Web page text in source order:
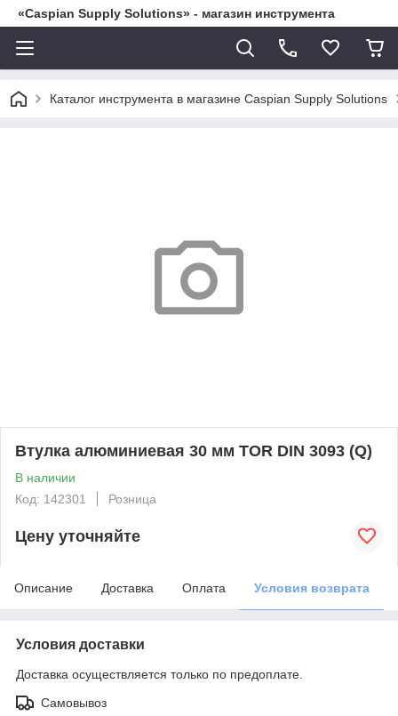
«Caspian Supply Solutions» - магазин инструмента
Каталог инструмента в магазине Caspian Supply Solutions
Втулка алюминиевая 30 мм TOR DIN 3093 (Q)
В наличии
Код: 142301
Розница
Цену уточняйте
Описание Доставка Оплата Условия возврата
Условия доставки
Доставка осуществляется только по предоплате.
Самовывоз